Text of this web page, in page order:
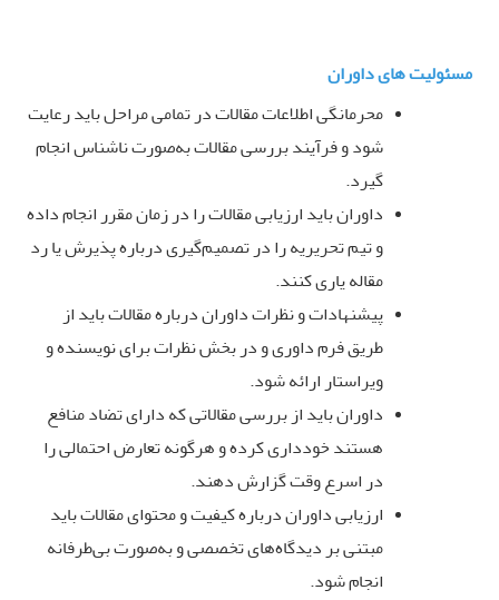
مسئولیت های داوران
محرمانگی اطلاعات مقالات در تمامی مراحل باید رعایت
شود و فرآیند بررسی مقالات به‌صورت ناشناس انجام
گیرد.
داوران باید ارزیابی مقالات را در زمان مقرر انجام داده
و تیم تحریریه را در تصمیم‌گیری درباره پذیرش یا رد
مقاله یاری کنند.
پیشنهادات و نظرات داوران درباره مقالات باید از
طریق فرم داوری و در بخش نظرات برای نویسنده و
ویراستار ارائه شود.
داوران باید از بررسی مقالاتی که دارای تضاد منافع
هستند خودداری کرده و هرگونه تعارض احتمالی را
در اسرع وقت گزارش دهند.
ارزیابی داوران درباره کیفیت و محتوای مقالات باید
مبتنی بر دیدگاه‌های تخصصی و به‌صورت بی‌طرفانه
انجام شود.